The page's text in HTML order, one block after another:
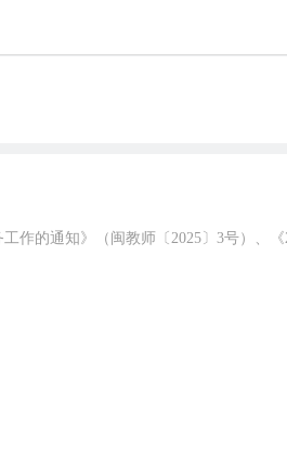
的通知》（闽教师〔2025〕3号）、